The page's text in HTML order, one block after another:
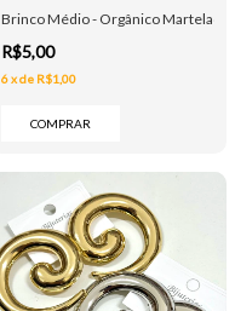
Brinco Médio - Orgânico Martelado
R$5,00
6xde R$1,00
COMPRAR